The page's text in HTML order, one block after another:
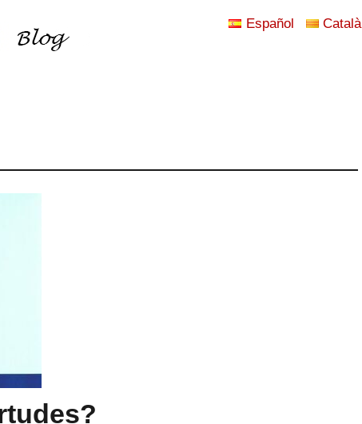
Español Català